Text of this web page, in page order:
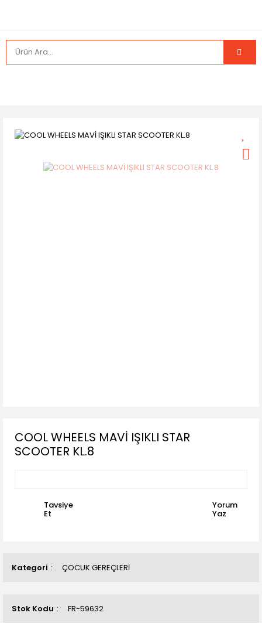
Kategori ÇOCUK GEREÇLERİ
Stok Kodu FR-59632
COOL WHEELS MAVİ IŞIKLI STAR
SCOOTER KL.8
Tavsiye
Et
Yorum
Yaz